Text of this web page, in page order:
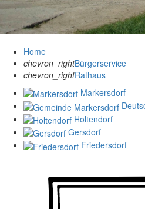
Home
chevron_rightBürgerservice
chevron_rightRathaus
Markersdorf
Holtendorf
Gersdorf
Friedersdorf